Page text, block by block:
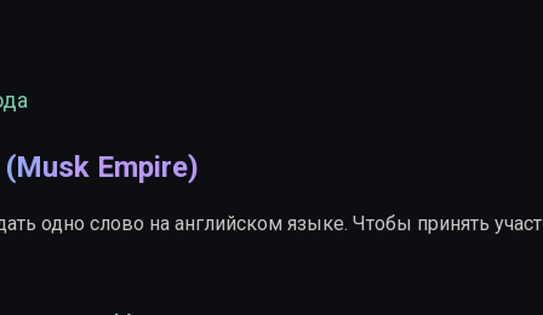
Empire)
одно слово на английском языке. Чтобы принять